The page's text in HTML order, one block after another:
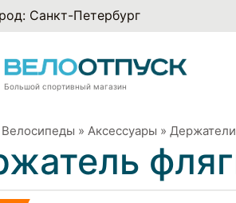
Санкт-Петербург
Большой спортивный магазин
Велосипеды » Аксессуары »